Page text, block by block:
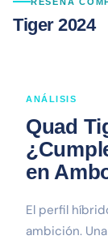
Tiger 2024
ANÁLISIS
Quad
en
El perfil
ambición.